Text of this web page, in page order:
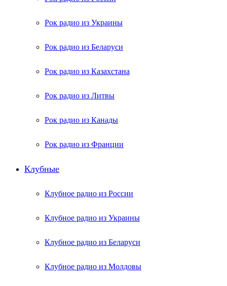
Рок радио из Украины
Рок радио из Беларуси
Рок радио из Казахстана
Рок радио из Литвы
Рок радио из Канады
Рок радио из Франции
Клубные
Клубное радио из России
Клубное радио из Украины
Клубное радио из Беларуси
Клубное радио из Молдовы